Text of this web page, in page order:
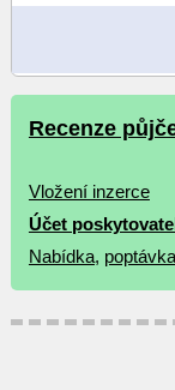
Recenze
Vložení inzerce
Účet
Nabídka, poptávka